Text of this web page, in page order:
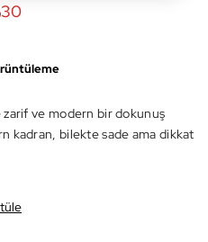
30
ve modern bir dokunuş
kadran, bilekte sade ama dikkat